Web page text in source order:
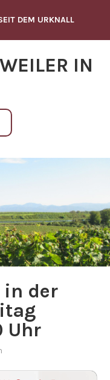
DEM URKNALL
IN
in der
Uhr